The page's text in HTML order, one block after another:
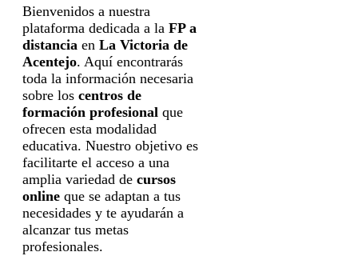
electrónicos equivalentes.
Legitimación:Consentimiento del interesado.
Destinatarios:Centros de formación
o centros formativos privados y/o públicos que
impartan la formación solicitada.
Derechos:Acceder, rectificar y suprimir los
datos, así como otros derechos, como se explica
Información adicional:Puede consultar la
información detallada en nuestraPolítica de
Privacidad.
Bienvenidos a nuestra
plataforma dedicada a la FP a
distancia en La Victoria de
Acentejo. Aquí encontrarás
toda la información necesaria
sobre los centros de
formación profesional que
ofrecen esta modalidad
educativa. Nuestro objetivo es
facilitarte el acceso a una
amplia variedad de cursos
online que se adaptan a tus
necesidades y te ayudarán a
alcanzar tus metas
profesionales.